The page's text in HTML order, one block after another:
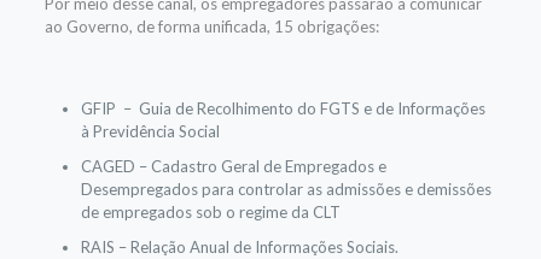
ao Governo, de forma unificada, 15 obrigações:
GFIP – Guia de Recolhimento do FGTS e de Informações
à Previdência Social
CAGED – Cadastro Geral de Empregados e
Desempregados para controlar as admissões e demissões
de empregados sob o regime da CLT
RAIS – Relação Anual de Informações Sociais.